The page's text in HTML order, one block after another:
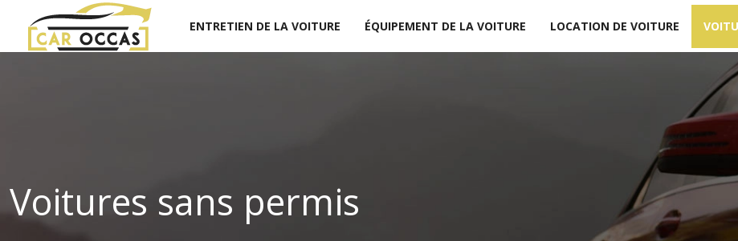
ENTRETIEN DE LA VOITURE ÉQUIPEMENT DE LA VOITURE LOCATION DE VOITURE
Voitures sans permis